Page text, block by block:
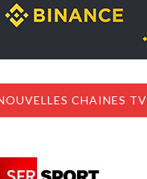
CHAINES TV